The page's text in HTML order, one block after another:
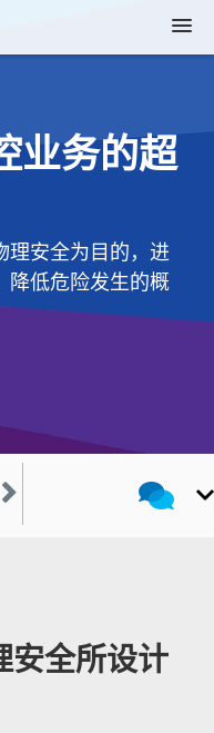
业务的超
理安全为目的，进
降低危险发生的概
安全所设计